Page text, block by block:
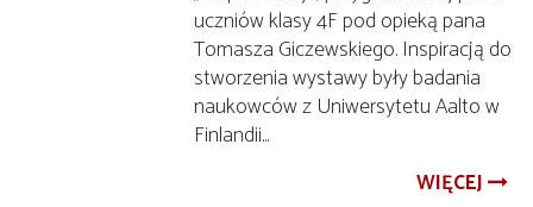
uczniów klasy 4F pod opieką pana
Tomasza Giczewskiego. Inspiracją do
stworzenia wystawy były badania
naukowców z Uniwersytetu Aalto w
Finlandii...
WIĘCEJ